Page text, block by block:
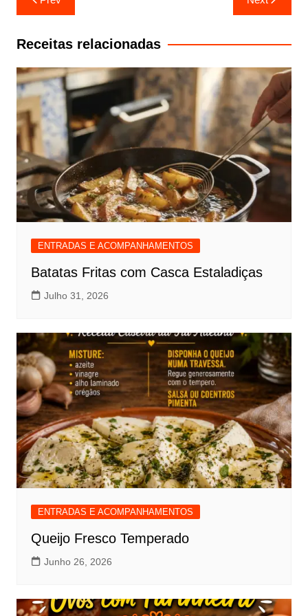
de
artigos
Receitas relacionadas
ENTRADAS E ACOMPANHAMENTOS
Batatas Fritas com Casca Estaladiças
Julho 31, 2026
ENTRADAS E ACOMPANHAMENTOS
Queijo Fresco Temperado
Junho 26, 2026